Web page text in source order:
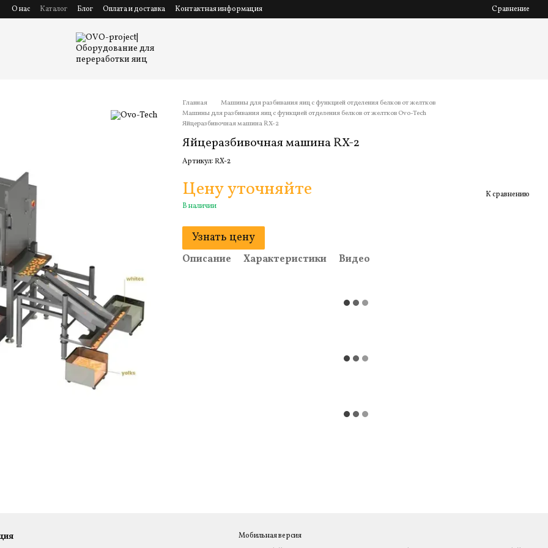
О нас Каталог Блог Оплата и доставка Контактная информация Сравнение
Главная
Машины для разбивания яиц с функцией отделения белков от желтков
Машины для разбивания яиц с функцией отделения белков от желтков Ovo-Tech
Яйцеразбивочная машина RX-2
Яйцеразбивочная машина RX-2
Артикул: RX-2
Цену уточняйте
В наличии
К сравнению
Узнать цену
Описание Характеристики Видео
Мобильная версия